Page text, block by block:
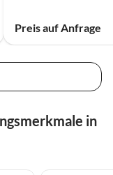
Preis auf Anfrage
in